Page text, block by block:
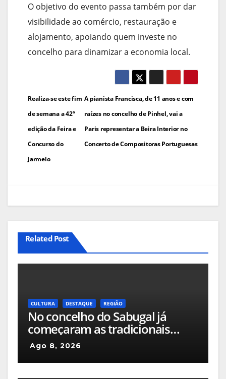
O objetivo do evento passa também por dar
visibilidade ao comércio, restauração e
alojamento, apoiando quem investe no
concelho para dinamizar a economia local.
Navegação
de
artigos
A pianista Francisca, de 11 anos e com
raízes no concelho de Pinhel, vai a
Paris representar a Beira Interior no
Concerto de Compositoras Portuguesas
Realiza-se este fim
de semana a 42ª
edição da Feira e
Concurso do
Jarmelo
Related Post
CULTURA DESTAQUE REGIÃO
No concelho do Sabugal já
começaram as tradicionais
capeias que prometem animar
o mês
Ago 8, 2026